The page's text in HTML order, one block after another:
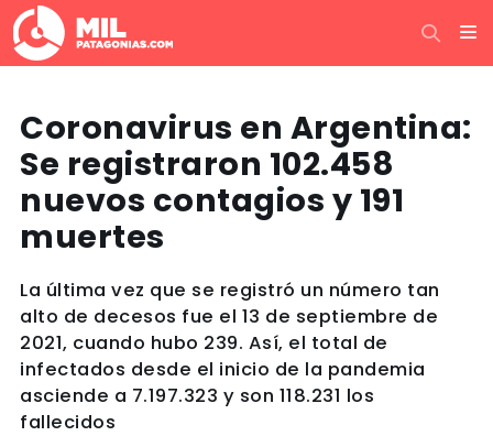
Coronavirus en Argentina:
Se registraron 102.458
nuevos contagios y 191
muertes
La última vez que se registró un número tan
alto de decesos fue el 13 de septiembre de
2021, cuando hubo 239. Así, el total de
infectados desde el inicio de la pandemia
asciende a 7.197.323 y son 118.231 los
fallecidos